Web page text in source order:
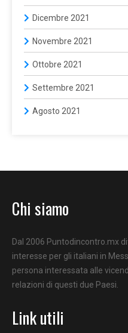
Dicembre 2021
Novembre 2021
Ottobre 2021
Settembre 2021
Agosto 2021
Chi siamo
Dal 2006 Puntodincontro.mx
interesse per gli italiani in
persona interessata alle
relazioni di questi due Paesi.
Link utili